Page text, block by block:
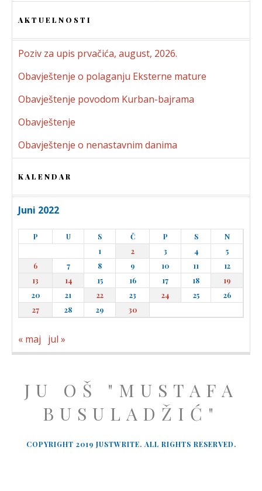
AKTUELNOSTI
Poziv za upis prvačića, august, 2026.
Obavještenje o polaganju Eksterne mature
Obavještenje povodom Kurban-bajrama
Obavještenje
Obavještenje o nenastavnim danima
KALENDAR
Juni 2022
P U S Č P S
N
1
2 3 4
5
6
7 8 9 10 11
12
13
14 15 16 17 18
19
20
21 22 23 24 25
26
27
28 29 30
« maj jul »
JU OŠ "MUSTAFA
BUSULADŽIĆ"
COPYRIGHT 2019 JUSTWRITE. ALL RIGHTS RESERVED.